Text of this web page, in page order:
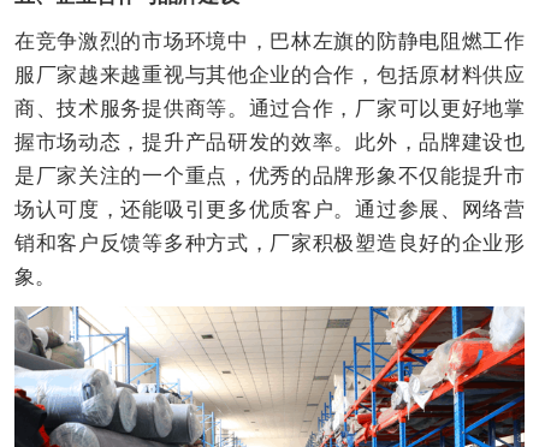
在竞争激烈的市场环境中，巴林左旗的防静电阻燃工作
服厂家越来越重视与其他企业的合作，包括原材料供应
商、技术服务提供商等。通过合作，厂家可以更好地掌
握市场动态，提升产品研发的效率。此外，品牌建设也
是厂家关注的一个重点，优秀的品牌形象不仅能提升市
场认可度，还能吸引更多优质客户。通过参展、网络营
销和客户反馈等多种方式，厂家积极塑造良好的企业形
象。